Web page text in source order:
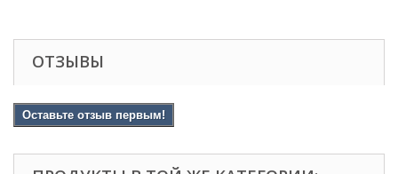
ОТЗЫВЫ
Оставьте отзыв первым!